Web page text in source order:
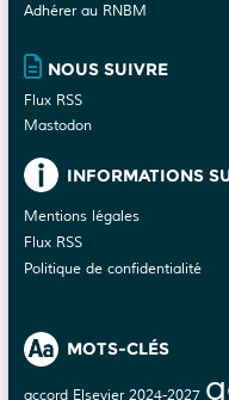
Adhérer au RNBM
NOUS SUIVRE
Flux RSS
Mastodon
INFORMATIONS
Mentions légales
Flux RSS
Politique de confidentialité
MOTS-CLÉS
accord Elsevier 2024-2027